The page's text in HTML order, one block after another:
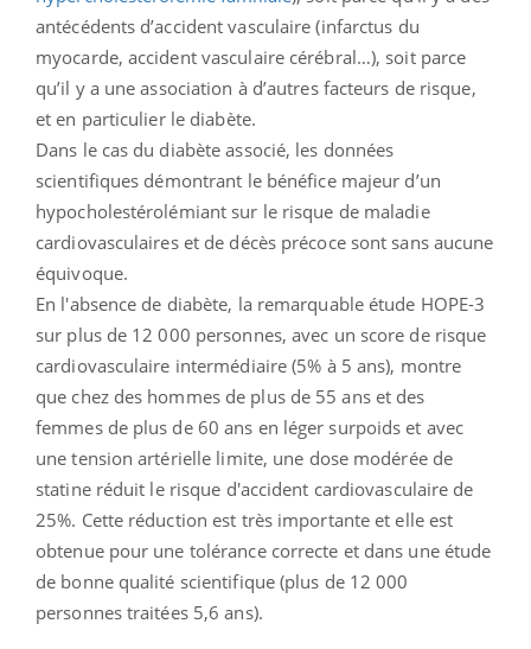
antécédents d’accident vasculaire (infarctus du
myocarde, accident vasculaire cérébral…), soit parce
qu’il y a une association à d’autres facteurs de risque,
et en particulier le diabète.
Dans le cas du diabète associé, les données
scientifiques démontrant le bénéfice majeur d’un
hypocholestérolémiant sur le risque de maladie
cardiovasculaires et de décès précoce sont sans aucune
équivoque.
En l'absence de diabète, la remarquable étude HOPE-3
sur plus de 12 000 personnes, avec un score de risque
cardiovasculaire intermédiaire (5% à 5 ans), montre
que chez des hommes de plus de 55 ans et des
femmes de plus de 60 ans en léger surpoids et avec
une tension artérielle limite, une dose modérée de
statine réduit le risque d'accident cardiovasculaire de
25%. Cette réduction est très importante et elle est
obtenue pour une tolérance correcte et dans une étude
de bonne qualité scientifique (plus de 12 000
personnes traitées 5,6 ans).